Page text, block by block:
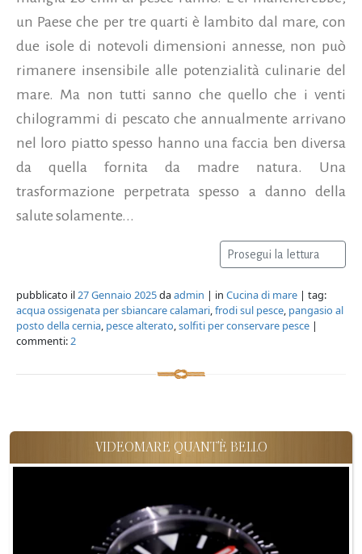
un Paese che per tre quarti è lambito dal mare, con
due isole di notevoli dimensioni annesse, non può
rimanere insensibile alle potenzialità culinarie del
mare. Ma non tutti sanno che quello che i venti
chilogrammi di pescato che annualmente arrivano
nel loro piatto spesso hanno una faccia ben diversa
da quella fornita da madre natura. Una
trasformazione perpetrata spesso a danno della
salute solamente...
Prosegui la lettura
pubblicato il27 Gennaio 2025daadmin | in Cucina di mare | tag:
acqua ossigenata per sbiancare calamari,frodi sul pesce, pangasio al
posto della cernia, pesce alterato,solfiti per conservare pesce |
commenti:2
VIDEOMARE QUANT'È BELLO